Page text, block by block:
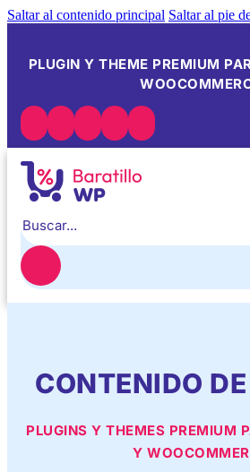
Saltar al contenido principal Saltar al pie
PLUGIN Y THEME PREMIUM
CONTENIDO
PLUGINS Y THEMES PREMIUM
Y